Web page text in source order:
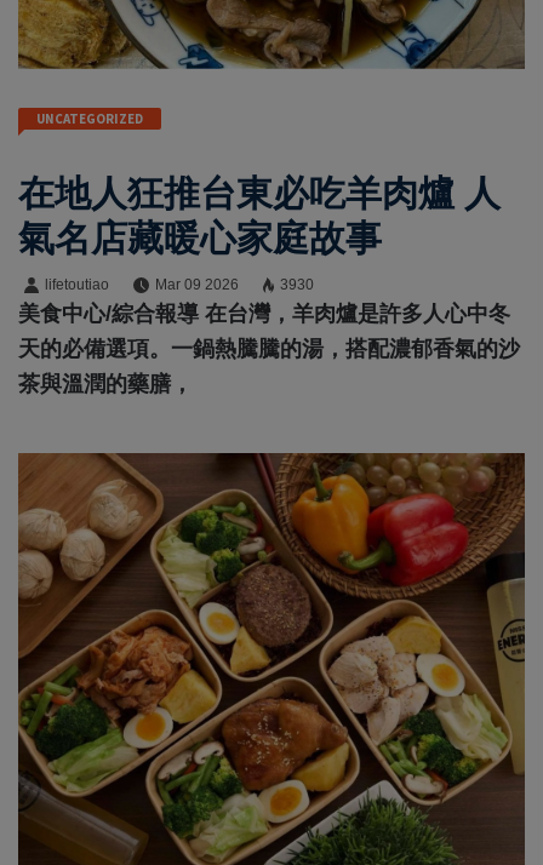
UNCATEGORIZED
在地人狂推台東必吃羊肉爐 人
氣名店藏暖心家庭故事
lifetoutiao Mar 09 2026 3930
美食中心/綜合報導 在台灣，羊肉爐是許多人心中冬
天的必備選項。一鍋熱騰騰的湯，搭配濃郁香氣的沙
茶與溫潤的藥膳，